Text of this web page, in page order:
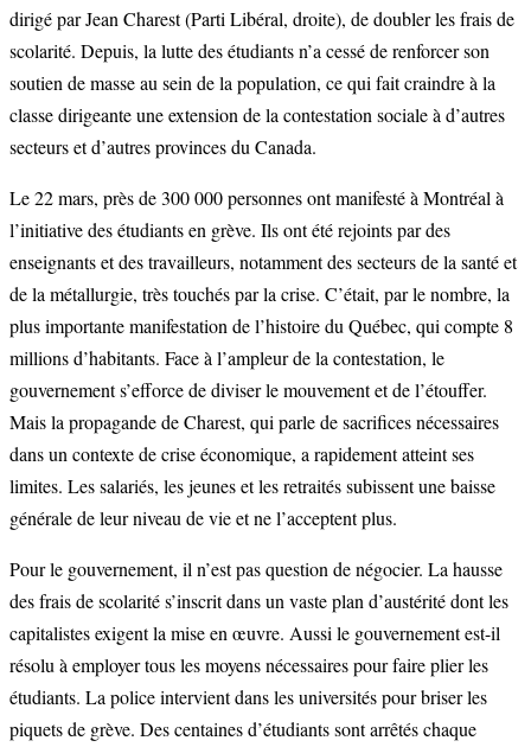
dirigé par Jean Charest (Parti Libéral, droite), de doubler les frais de
scolarité. Depuis, la lutte des étudiants n’a cessé de renforcer son
soutien de masse au sein de la population, ce qui fait craindre à la
classe dirigeante une extension de la contestation sociale à d’autres
secteurs et d’autres provinces du Canada.
Le 22 mars, près de 300 000 personnes ont manifesté à Montréal à
l’initiative des étudiants en grève. Ils ont été rejoints par des
enseignants et des travailleurs, notamment des secteurs de la santé et
de la métallurgie, très touchés par la crise. C’était, par le nombre, la
plus importante manifestation de l’histoire du Québec, qui compte 8
millions d’habitants. Face à l’ampleur de la contestation, le
gouvernement s’efforce de diviser le mouvement et de l’étouffer.
Mais la propagande de Charest, qui parle de sacrifices nécessaires
dans un contexte de crise économique, a rapidement atteint ses
limites. Les salariés, les jeunes et les retraités subissent une baisse
générale de leur niveau de vie et ne l’acceptent plus.
Pour le gouvernement, il n’est pas question de négocier. La hausse
des frais de scolarité s’inscrit dans un vaste plan d’austérité dont les
capitalistes exigent la mise en œuvre. Aussi le gouvernement est-il
résolu à employer tous les moyens nécessaires pour faire plier les
étudiants. La police intervient dans les universités pour briser les
piquets de grève. Des centaines d’étudiants sont arrêtés chaque